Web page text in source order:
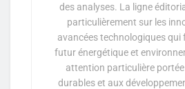
des analyses. La ligne
particulièrement sur les
avancées technologiques
futur énergétique et
attention particulière
durables et aux